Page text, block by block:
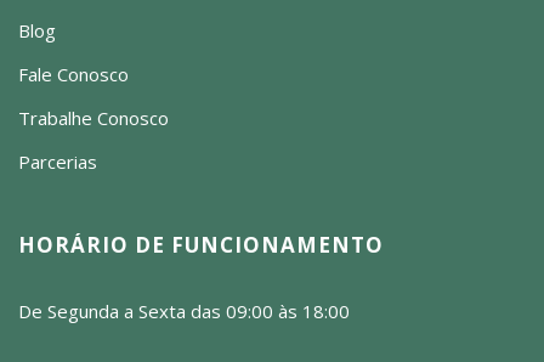
Blog
Fale Conosco
Trabalhe Conosco
Parcerias
HORÁRIO DE FUNCIONAMENTO
De Segunda a Sexta das 09:00 às 18:00